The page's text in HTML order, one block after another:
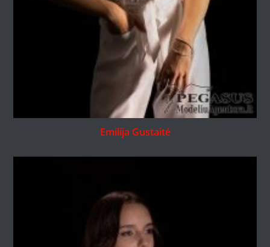
Emilija Gustaitė